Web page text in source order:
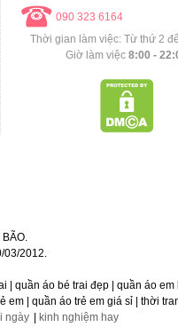
090 323 6164
Thời gian làm việc: Từ thứ 2
Giờ làm việc 8:00 -
03/2012.
| quần áo bé trai đẹp | quần áo em
em | quần áo trẻ em giá sỉ | thời
ngày kinh nghiệm hay